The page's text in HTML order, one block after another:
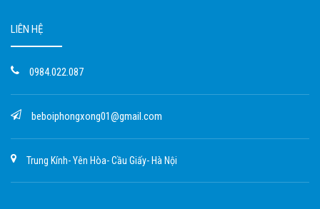
LIÊN HỆ
0984.022.087
beboiphongxong01@gmail.com
Trung Kính- Yên Hòa- Cầu Giấy- Hà Nội